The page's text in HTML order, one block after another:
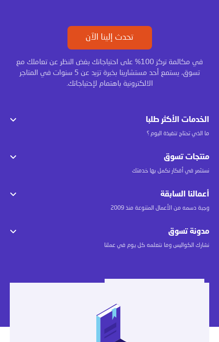
تحدث إلينا الآن
في مكالمة تركز 100% على احتياجاتك بغض النظر عن تعاملك مع
تسوق، يستمع أحد مستشارينا بخبرة تزيد عن 5 سنوات في المتاجر
الالكترونية باهتمام لإحتياجاتك.
الخدمات الأكثر طلبا
ما الذي تحتاج تنفيذة اليوم ؟
منتجات تسوق
نستثمر في أفكار نكمل بها خدمتك
أعمالنا السابقة
وجبة دسمه من الأعمال المتنوعة منذ 2009
مدونة تسوق
نشارك الكواليس وما نتعلمه كل يوم في عملنا